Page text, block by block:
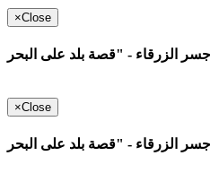
×Close
×Close